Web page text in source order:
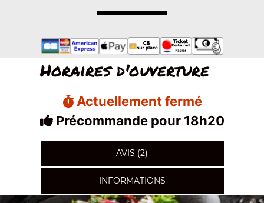
Horaires d'ouverture
Actuellement fermé
Précommande pour 18h20
AVIS (2)
INFORMATIONS